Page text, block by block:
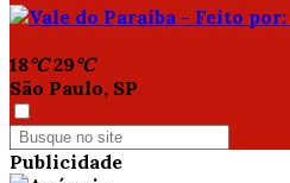
18°C 29°C
São Paulo, SP
Publicidade